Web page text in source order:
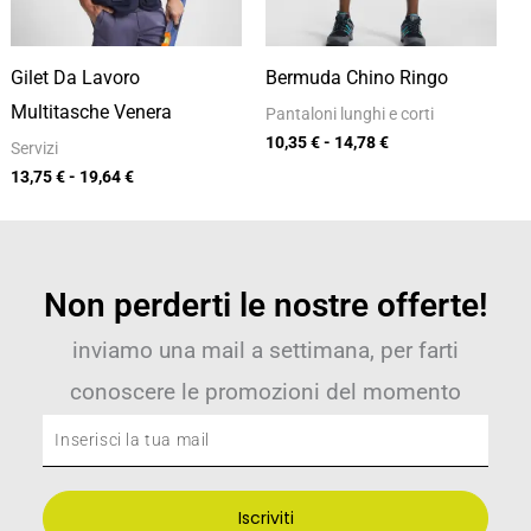
Gilet Da Lavoro
Multitasche Venera
Servizi
13,75€- 19,64€
Bermuda Chino Ringo
Pantaloni lunghi e corti
10,35€- 14,78€
Non perderti le nostre offerte!
inviamo una mail a settimana, per farti
conoscere le promozioni del momento
Inserisci
la
tua
Iscriviti